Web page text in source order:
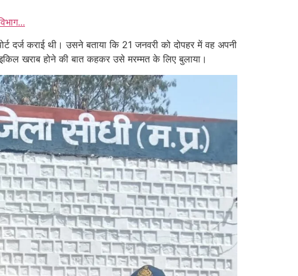
दर्ज कराई थी। उसने बताया कि 21 जनवरी को दोपहर में वह अपनी
खराब होने की बात कहकर उसे मरम्मत के लिए बुलाया।